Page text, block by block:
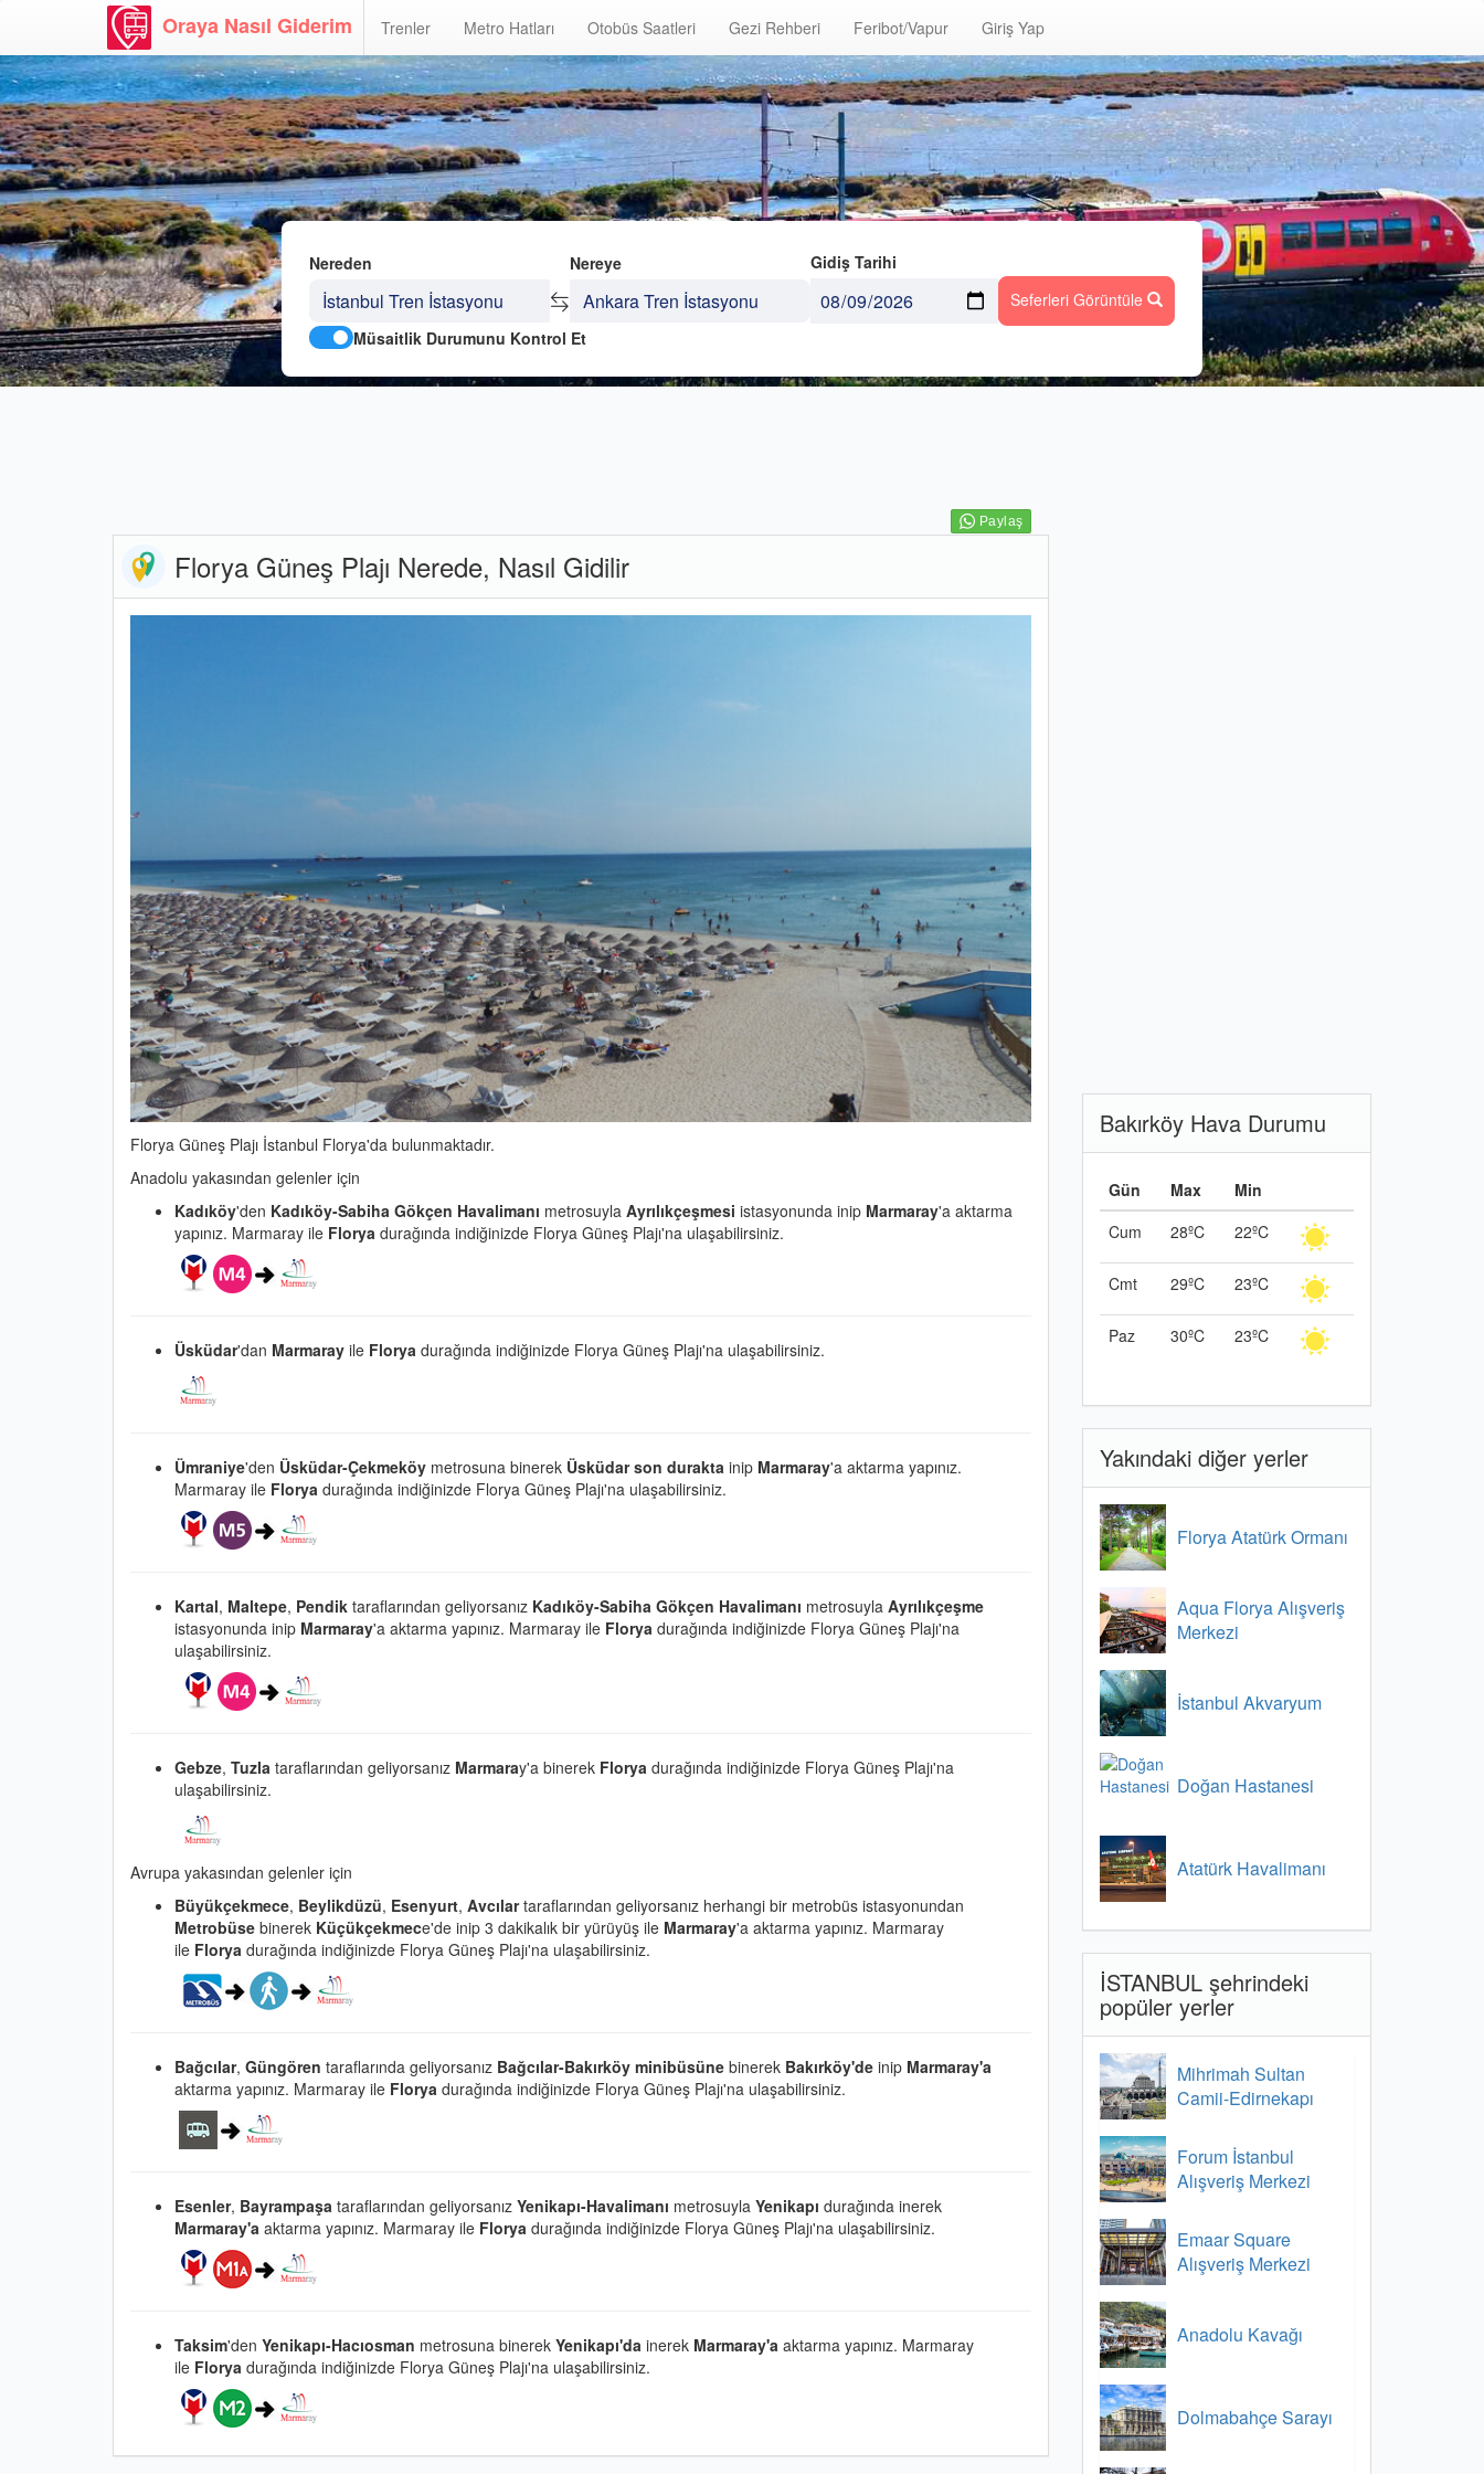
Oraya Nasıl Giderim Trenler Metro Hatları Otobüs Saatleri Gezi Rehberi Feribot/Vapur Giriş Yap
Nereden Nereye
Gidiş Tarihi
Seferleri Görüntüle
Müsaitlik Durumunu Kontrol Et
Paylaş
Florya Güneş Plajı Nerede, Nasıl Gidilir
Florya Güneş Plajı İstanbul Florya'da bulunmaktadır.
Anadolu yakasından gelenler için
Kadıköy'den Kadıköy-Sabiha Gökçen Havalimanı metrosuyla Ayrılıkçeşmesi istasyonunda inip Marmaray'a aktarma
yapınız. Marmaray ile Florya durağında indiğinizde Florya Güneş Plajı'na ulaşabilirsiniz.
Üsküdar'dan Marmaray ile Florya durağında indiğinizde Florya Güneş Plajı'na ulaşabilirsiniz.
Ümraniye'den Üsküdar-Çekmeköy metrosuna binerek Üsküdar son durakta inip Marmaray'a aktarma yapınız.
Marmaray ile Florya durağında indiğinizde Florya Güneş Plajı'na ulaşabilirsiniz.
Kartal, Maltepe, Pendik taraflarından geliyorsanız Kadıköy-Sabiha Gökçen Havalimanı metrosuyla Ayrılıkçeşme
istasyonunda inip Marmaray'a aktarma yapınız. Marmaray ile Florya durağında indiğinizde Florya Güneş Plajı'na
ulaşabilirsiniz.
Gebze, Tuzla taraflarından geliyorsanız Marmaray'a binerek Florya durağında indiğinizde Florya Güneş Plajı'na
ulaşabilirsiniz.
Avrupa yakasından gelenler için
Büyükçekmece, Beylikdüzü, Esenyurt, Avcılartaraflarından geliyorsanız herhangi bir metrobüs istasyonundan
Metrobüse binerek Küçükçekmece'de inip 3 dakikalık bir yürüyüş ile Marmaray'a aktarma yapınız. Marmaray
ile Florya durağında indiğinizde Florya Güneş Plajı'na ulaşabilirsiniz.
Bağcılar, Güngören taraflarında geliyorsanız Bağcılar-Bakırköy minibüsüne binerek Bakırköy'de inip Marmaray'a
aktarma yapınız. Marmaray ile Florya durağında indiğinizde Florya Güneş Plajı'na ulaşabilirsiniz.
Esenler, Bayrampaşa taraflarından geliyorsanız Yenikapı-Havalimanı metrosuyla Yenikapı durağında inerek
Marmaray'a aktarma yapınız. Marmaray ile Florya durağında indiğinizde Florya Güneş Plajı'na ulaşabilirsiniz.
Taksim'den Yenikapı-Hacıosman metrosuna binerek Yenikapı'da inerek Marmaray'a aktarma yapınız. Marmaray
ile Florya durağında indiğinizde Florya Güneş Plajı'na ulaşabilirsiniz.
Bakırköy Hava Durumu
Gün Max
Min
Cum
28ºC 22ºC
Cmt 29ºC 23ºC
Paz 30ºC 23ºC
Yakındaki diğer yerler
Florya Atatürk Ormanı
Aqua Florya Alışveriş
Merkezi
İstanbul Akvaryum
Doğan Hastanesi
Atatürk Havalimanı
İSTANBUL şehrindeki
popüler yerler
Mihrimah Sultan
Camii-Edirnekapı
Forum İstanbul
Alışveriş Merkezi
Emaar Square
Alışveriş Merkezi
Anadolu Kavağı
Dolmabahçe Sarayı